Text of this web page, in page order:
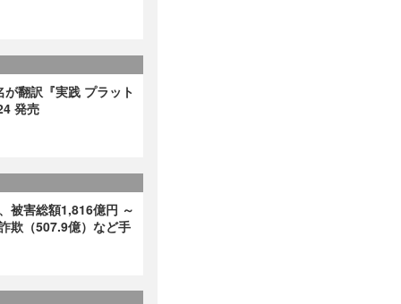
翻訳『実践 プラット
発売
被害総額1,816億円 ～
欺（507.9億）など手